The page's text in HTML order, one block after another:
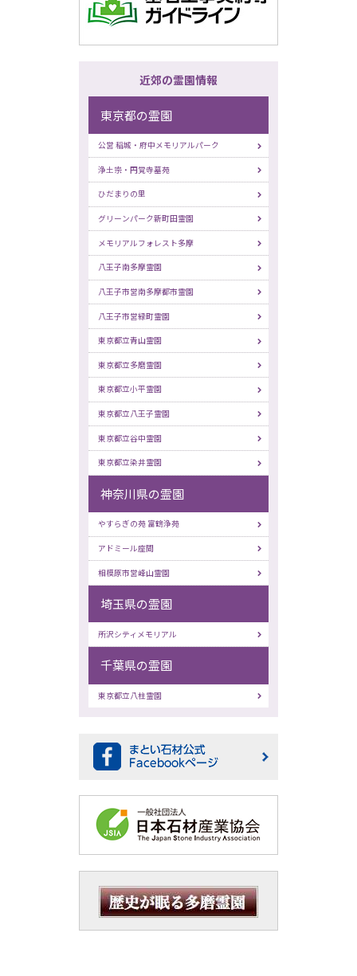
近郊の霊園情報
東京都の霊園
公営 稲城・府中メモリアルパーク
浄土宗・円覚寺墓苑
ひだまりの里
グリーンパーク新町田霊園
メモリアルフォレスト多摩
八王子南多摩霊園
八王子市営南多摩都市霊園
八王子市営緑町霊園
東京都立青山霊園
東京都立多磨霊園
東京都立小平霊園
東京都立八王子霊園
東京都立谷中霊園
東京都立染井霊園
神奈川県の霊園
やすらぎの苑 富鶴浄苑
アドミール座間
相模原市営峰山霊園
埼玉県の霊園
所沢シティメモリアル
千葉県の霊園
東京都立八柱霊園